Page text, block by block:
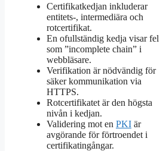
Certifikatkedjan inkluderar
entitets-, intermediära och
rotcertifikat.
En ofullständig kedja visar fel
som ”incomplete chain” i
webbläsare.
Verifikation är nödvändig för
säker kommunikation via
HTTPS.
Rotcertifikatet är den högsta
nivån i kedjan.
Validering mot en PKI är
avgörande för förtroendet i
certifikatingångar.